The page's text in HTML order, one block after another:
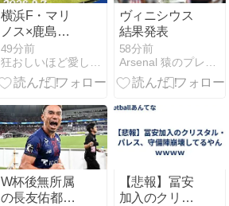
目標であるJ1
昇格 J2優勝に
貢献」
横浜F・マリ
ノス×鹿島ア
ントラーズ J1
第1節
49分前
ヴィニシウス
結果発表
58分前
W杯後無所属
の長友佑都、
【悲報】冨安
加入のクリス